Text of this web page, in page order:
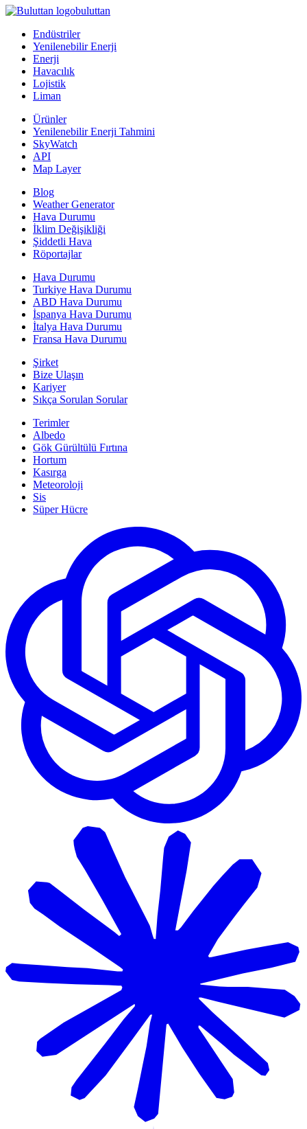
buluttan
Endüstriler
Yenilenebilir Enerji
Enerji
Havacılık
Lojistik
Liman
Ürünler
Yenilenebilir Enerji Tahmini
SkyWatch
API
Map Layer
Blog
Weather Generator
Hava Durumu
İklim Değişikliği
Şiddetli Hava
Röportajlar
Hava Durumu
Turkiye Hava Durumu
ABD Hava Durumu
İspanya Hava Durumu
İtalya Hava Durumu
Fransa Hava Durumu
Şirket
Bize Ulaşın
Kariyer
Sıkça Sorulan Sorular
Terimler
Albedo
Gök Gürültülü Fırtına
Hortum
Kasırga
Meteoroloji
Sis
Süper Hücre